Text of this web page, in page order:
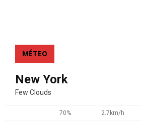
MÉTEO
New York
Few Clouds
70% 2.7km/h